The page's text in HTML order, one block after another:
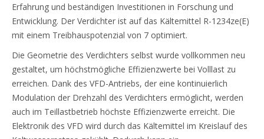
Erfahrung und beständigen Investitionen in Forschung und
Entwicklung. Der Verdichter ist auf das Kältemittel R-1234ze(E)
mit einem Treibhauspotenzial von 7 optimiert.
Die Geometrie des Verdichters selbst wurde vollkommen neu
gestaltet, um höchstmögliche Effizienzwerte bei Volllast zu
erreichen. Dank des VFD-Antriebs, der eine kontinuierlich
Modulation der Drehzahl des Verdichters ermöglicht, werden
auch im Teillastbetrieb höchste Effizienzwerte erreicht. Die
Elektronik des VFD wird durch das Kältemittel im Kreislauf des